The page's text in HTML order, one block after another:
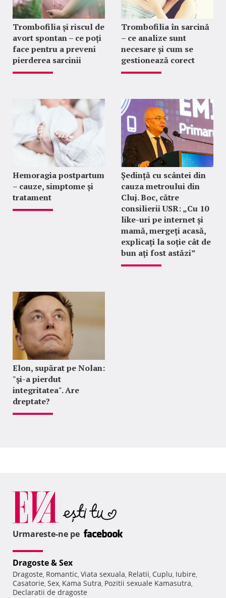
Trombofilia și riscul de
avort spontan – ce poți
face pentru a preveni
pierderea sarcinii
Trombofilia în sarcină
– ce analize sunt
necesare și cum se
gestionează corect
Hemoragia postpartum
– cauze, simptome și
tratament
Ședință cu scântei din
cauza metroului din
Cluj. Boc, către
consilierii USR: „Cu 10
like-uri pe internet și
mamă, mergeți acasă,
explicați la soție cât de
bun ați fost astăzi”
Elon, supărat pe Nolan:
"şi-a pierdut
integritatea". Are
dreptate?
Urmareste-ne pe
Dragoste & Sex
Dragoste, Romantic, Viata sexuala, Relatii, Cuplu, Iubire,
Casatorie, Sex, Kama Sutra, Pozitii sexuale Kamasutra,
Declaratii de dragoste